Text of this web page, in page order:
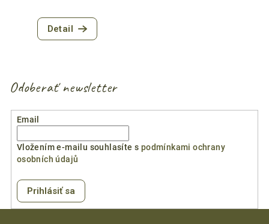
hodnotenie
produktu
je
hviezdičiek.
Detail
Odoberať newsletter
Email
Vložením e-mailu souhlasíte s podmínkami ochrany
osobních údajů
Prihlásiť sa